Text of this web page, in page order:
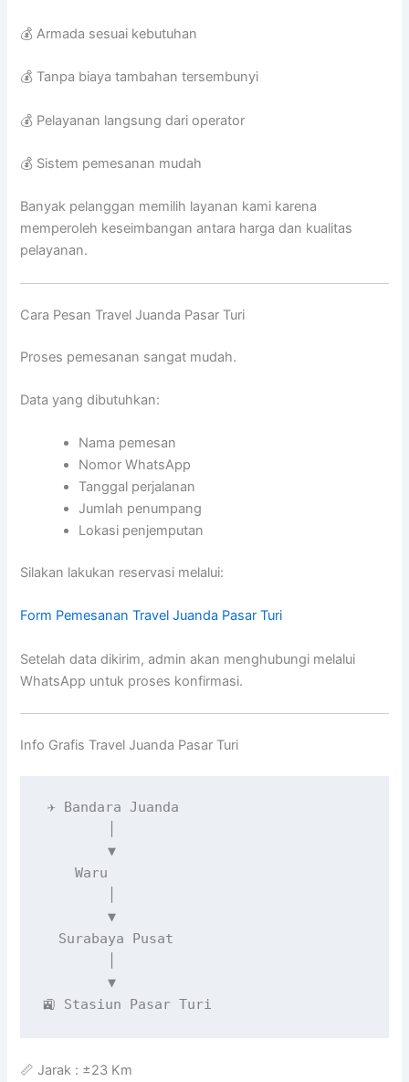
💰 Armada sesuai kebutuhan
💰 Tanpa biaya tambahan tersembunyi
💰 Pelayanan langsung dari operator
💰 Sistem pemesanan mudah
Banyak pelanggan memilih layanan kami karena
memperoleh keseimbangan antara harga dan kualitas
pelayanan.
Cara Pesan Travel Juanda Pasar Turi
Proses pemesanan sangat mudah.
Data yang dibutuhkan:
Nama pemesan
Nomor WhatsApp
Tanggal perjalanan
Jumlah penumpang
Lokasi penjemputan
Silakan lakukan reservasi melalui:
Form Pemesanan Travel Juanda Pasar Turi
Setelah data dikirim, admin akan menghubungi melalui
WhatsApp untuk proses konfirmasi.
Info Grafis Travel Juanda Pasar Turi
✈️ Bandara Juanda
        ▼
    Waru
        ▼
  Surabaya Pusat
        ▼
🚉 Stasiun Pasar Turi
📏 Jarak : ±23 Km